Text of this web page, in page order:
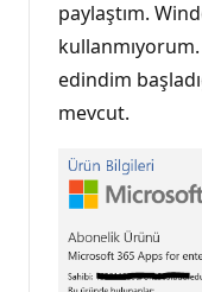
paylaştım.
edindim
mevcut.